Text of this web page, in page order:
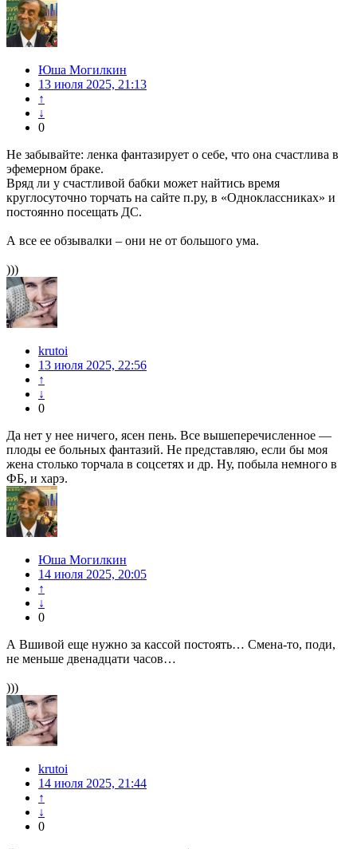
Юша Могилкин
13 июля 2025, 21:13
↑
↓
0
Не забывайте: ленка фантазирует о себе, что она счастлива в
эфемерном браке.
Вряд ли у счастливой бабки может найтись время
круглосуточно торчать на сайте п.ру, в «Одноклассниках» и
постоянно посещать ДС.
А все ее обзывалки – они не от большого ума.
)))
krutoi
13 июля 2025, 22:56
↑
↓
0
Да нет у нее ничего, ясен пень. Все вышеперечисленное —
плоды ее больных фантазий. Не представляю, если бы моя
жена столько торчала в соцсетях и др. Ну, побыла немного в
ФБ, и харэ.
Юша Могилкин
14 июля 2025, 20:05
↑
↓
0
А Вшивой еще нужно за кассой постоять… Смена-то, поди,
не меньше двенадцати часов…
)))
krutoi
14 июля 2025, 21:44
↑
↓
0